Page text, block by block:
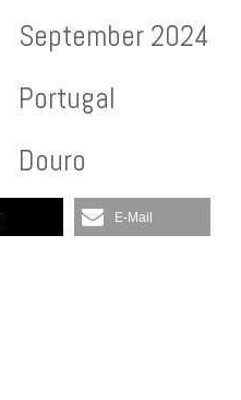
September 2024
Portugal
Douro
E-Mail